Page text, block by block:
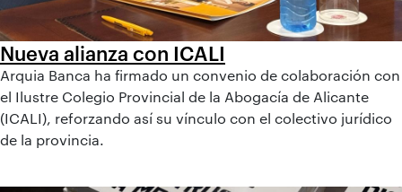
Nueva alianza con ICALI
Arquia Banca ha firmado un convenio de colaboración con
el Ilustre Colegio Provincial de la Abogacía de Alicante
(ICALI), reforzando así su vínculo con el colectivo jurídico
de la provincia.